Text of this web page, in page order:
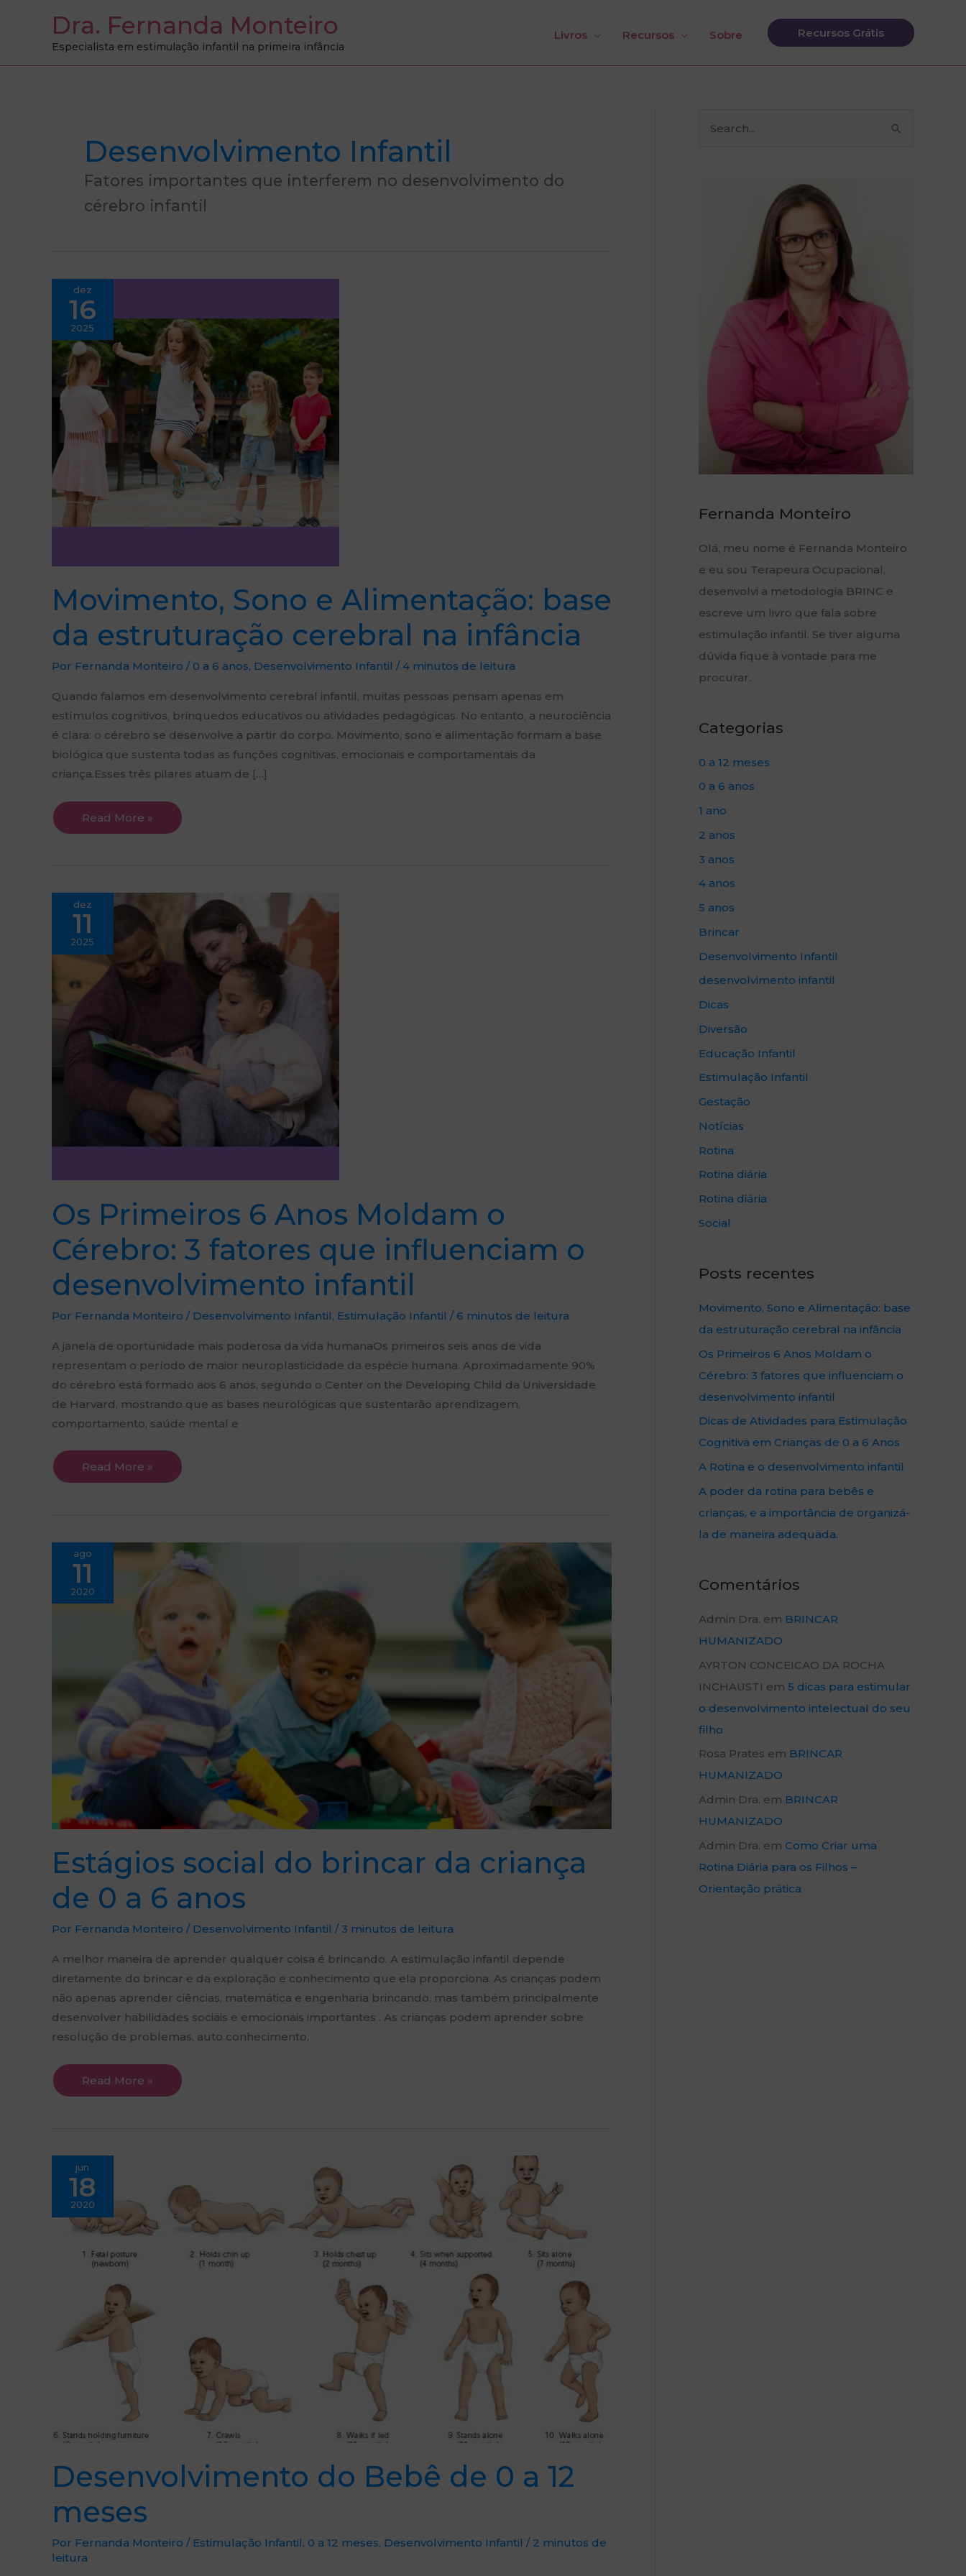
conteúdo
Dra. Fernanda Monteiro
Especialista em estimulação infantil na primeira infância
Livros Recursos Sobre Recursos Grátis
Desenvolvimento Infantil
Fatores importantes que interferem no desenvolvimento do
cérebro infantil
dez
16
2025
Movimento, Sono e Alimentação: base
da estruturação cerebral na infância
Por Fernanda Monteiro / 0 a 6 anos, Desenvolvimento Infantil / 4 minutos de leitura
Quando falamos em desenvolvimento cerebral infantil, muitas pessoas pensam apenas em
estímulos cognitivos, brinquedos educativos ou atividades pedagógicas. No entanto, a neurociência
é clara: o cérebro se desenvolve a partir do corpo. Movimento, sono e alimentação formam a base
biológica que sustenta todas as funções cognitivas, emocionais e comportamentais da
criança.Esses três pilares atuam de […]
Movimento,
Sono
e
Alimentação:
base
da
estruturação
cerebral
na
infância
Read More »
dez
11
2025
Os Primeiros 6 Anos Moldam o
Cérebro: 3 fatores que influenciam o
desenvolvimento infantil
Por Fernanda Monteiro / Desenvolvimento Infantil, Estimulação Infantil / 6 minutos de leitura
A janela de oportunidade mais poderosa da vida humanaOs primeiros seis anos de vida
representam o período de maior neuroplasticidade da espécie humana. Aproximadamente 90%
do cérebro está formado aos 6 anos, segundo o Center on the Developing Child da Universidade
de Harvard, mostrando que as bases neurológicas que sustentarão aprendizagem,
comportamento, saúde mental e
Os
Primeiros
6
Anos
Moldam
o
Cérebro:
fatores
que
desenvolvimento
infantil
Read More »
ago
11
2020
Estágios social do brincar da criança
de 0 a 6 anos
Por Fernanda Monteiro / Desenvolvimento Infantil / 3 minutos de leitura
A melhor maneira de aprender qualquer coisa é brincando. A estimulação infantil depende
diretamente do brincar e da exploração e conhecimento que ela proporciona. As crianças podem
não apenas aprender ciências, matemática e engenharia brincando, mas também principalmente
desenvolver habilidades sociais e emocionais importantes . As crianças podem aprender sobre
resolução de problemas, auto conhecimento,
Estágios
social
do
da
criança
Read More »
jun
18
2020
Desenvolvimento do Bebê de 0 a 12
meses
Por Fernanda Monteiro / Estimulação Infantil, 0 a 12 meses, Desenvolvimento Infantil / 2 minutos de
leitura
do
Bebê
de
0
a
12
meses
Fernanda Monteiro
Olá, meu nome é Fernanda Monteiro
e eu sou Terapeura Ocupacional,
desenvolvi a metodologia BRINC e
escreve um livro que fala sobre
estimulação infantil. Se tiver alguma
dúvida fique à vontade para me
procurar.
Categorias
0 a 12 meses
0 a 6 anos
1 ano
2 anos
3 anos
4 anos
5 anos
Brincar
Desenvolvimento Infantil
desenvolvimento infantil
Dicas
Diversão
Educação Infantil
Estimulação Infantil
Gestação
Notícias
Rotina
Rotina diária
Rotina diária
Social
Posts recentes
Movimento, Sono e Alimentação: base
da estruturação cerebral na infância
Os Primeiros 6 Anos Moldam o
Cérebro: 3 fatores que influenciam o
desenvolvimento infantil
Dicas de Atividades para Estimulação
Cognitiva em Crianças de 0 a 6 Anos
A Rotina e o desenvolvimento infantil
A poder da rotina para bebês e
crianças, e a importância de organizá-
la de maneira adequada.
Comentários
Admin Dra. em BRINCAR
HUMANIZADO
AYRTON CONCEICAO DA ROCHA
INCHAUSTI em 5 dicas para estimular
o desenvolvimento intelectual do seu
filho
Rosa Prates em BRINCAR
HUMANIZADO
Admin Dra. em BRINCAR
HUMANIZADO
Admin Dra. em Como Criar uma
Rotina Diária para os Filhos –
Orientação prática